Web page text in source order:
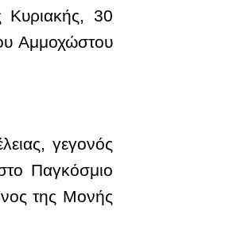
Κυριακής, 30
Αμμοχώστου
γεγονός
Παγκόσμιο
της Μονής